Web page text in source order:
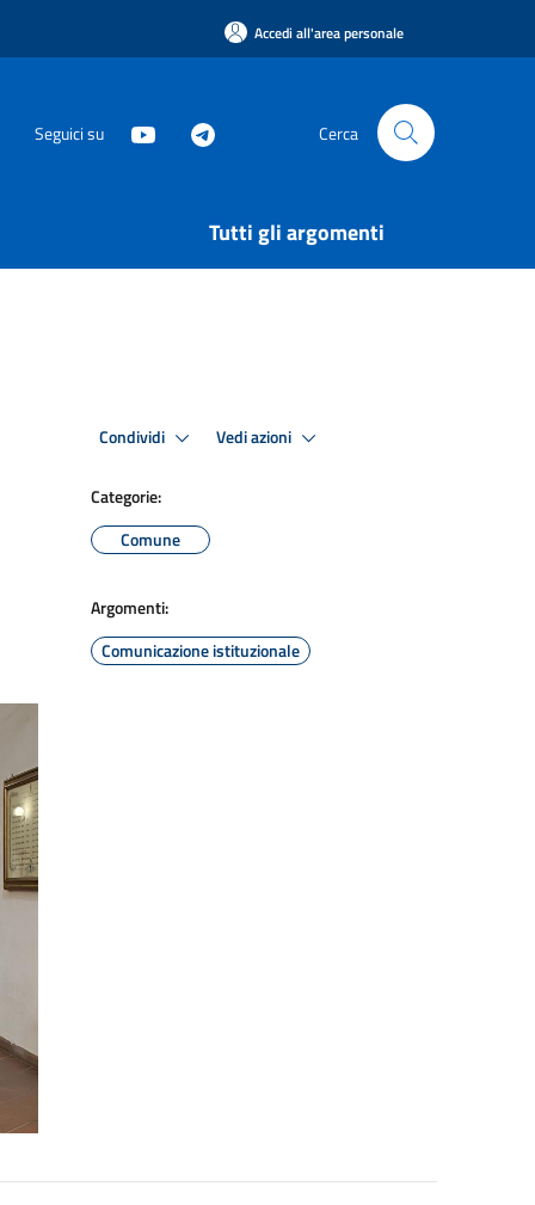
Accedi all'area personale
Seguici su Cerca
Tutti gli argomenti
Condividi Vedi azioni
Categorie:
Comune
Argomenti:
Comunicazione istituzionale